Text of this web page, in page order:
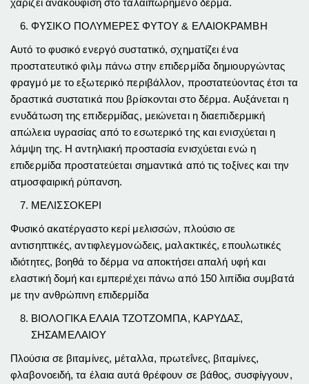
ΦΥΣΙΚΟ ΠΟΛΥΜΕΡΕΣ ΦΥΤΟΥ & ΕΛΑΙΟΚΡΑΜΒΗ
Αυτό το φυσικό ενεργό συστατικό, σχηματίζει ένα
προστατευτικό φιλμ πάνω στην επιδερμίδα δημιουργώντας
φραγμό με το εξωτερικό περιβάλλον, προστατεύοντας έτσι τα
δραστικά συστατικά που βρίσκονται στο δέρμα. Αυξάνεται η
ενυδάτωση της επιδερμίδας, μειώνεται η διαεπιδερμική
απώλεια υγρασίας από το εσωτερικό της και ενισχύεται η
λάμψη της. Η αντηλιακή προστασία ενισχύεται ενώ η
επιδερμίδα προστατεύεται σημαντικά από τις τοξίνες και την
ατμοσφαιρική ρύπανση.
ΜΕΛΙΣΣΟΚΕΡΙ
Φυσικό ακατέργαστο κερί μελισσών, πλούσιο σε
αντισηπτικές, αντιφλεγμονώδεις, μαλακτικές, επουλωτικές
ιδιότητες, βοηθά το δέρμα να αποκτήσει απαλή υφή και
ελαστική δομή και εμπεριέχει πάνω από 150 λιπίδια συμβατά
με την ανθρώπινη επιδερμίδα
ΒΙΟΛΟΓΙΚΑ ΕΛΑΙΑ ΤΖΟΤΖΟΜΠΑ, ΚΑΡΥΔΑΣ,
ΣΗΣΑΜΕΛΑΙΟΥ
Πλούσια σε βιταμίνες, μέταλλα, πρωτεΐνες, βιταμίνες,
φλαβονοειδή, τα έλαια αυτά θρέφουν σε βάθος, συσφίγγουν,